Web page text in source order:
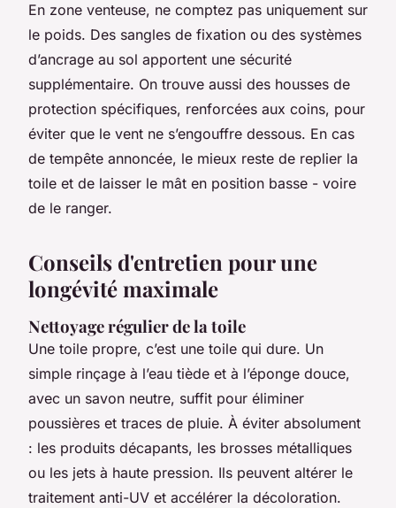
En zone venteuse, ne comptez pas uniquement sur
le poids. Des sangles de fixation ou des systèmes
d’ancrage au sol apportent une sécurité
supplémentaire. On trouve aussi des housses de
protection spécifiques, renforcées aux coins, pour
éviter que le vent ne s’engouffre dessous. En cas
de tempête annoncée, le mieux reste de replier la
toile et de laisser le mât en position basse - voire
de le ranger.
Conseils d'entretien pour une
longévité maximale
Nettoyage régulier de la toile
Une toile propre, c’est une toile qui dure. Un
simple rinçage à l’eau tiède et à l’éponge douce,
avec un savon neutre, suffit pour éliminer
poussières et traces de pluie. À éviter absolument
: les produits décapants, les brosses métalliques
ou les jets à haute pression. Ils peuvent altérer le
traitement anti-UV et accélérer la décoloration.